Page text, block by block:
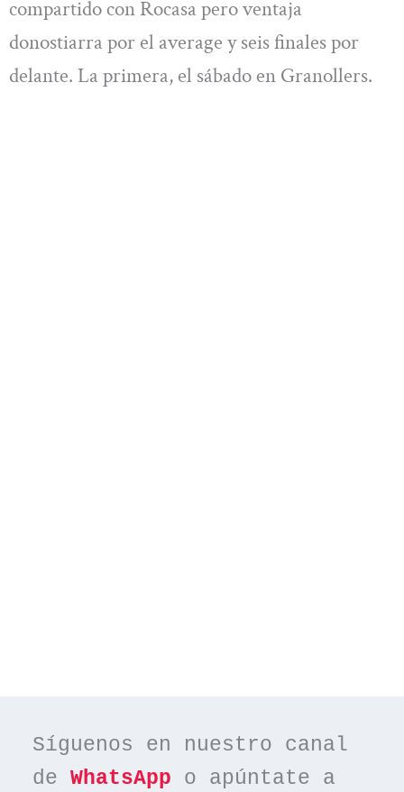
compartido con Rocasa pero ventaja
donostiarra por el average y seis finales por
delante. La primera, el sábado en Granollers.
Síguenos en nuestro canal
de WhatsApp o apúntate a